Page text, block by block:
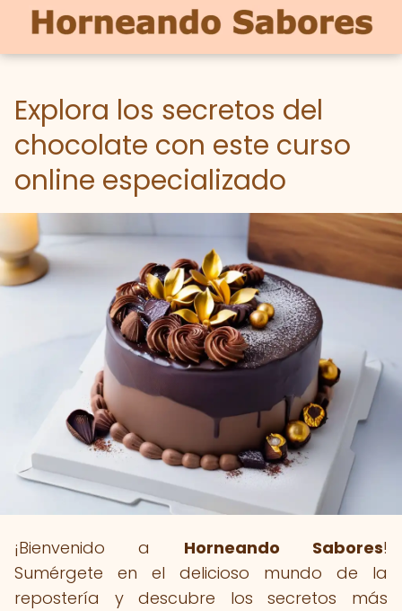
Explora los secretos del
chocolate con este curso
online especializado
¡Bienvenido a Horneando Sabores!
Sumérgete en el delicioso mundo de la
repostería y descubre los secretos más